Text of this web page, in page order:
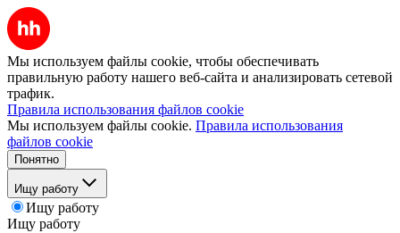
Мы используем файлы cookie, чтобы обеспечивать
правильную работу нашего веб-сайта и анализировать сетевой
трафик.
Правила использования файлов cookie
Мы используем файлы cookie. Правила использования
файлов cookie
Понятно
Ищу работу
Ищу работу
Ищу работу